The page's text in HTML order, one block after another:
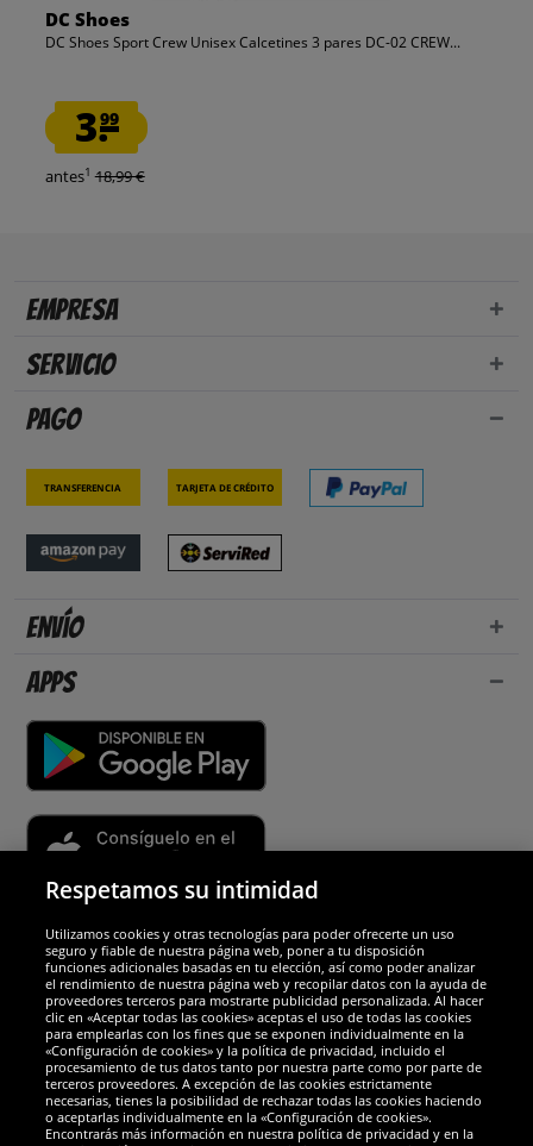
DC Shoes
DC Shoes Sport Crew Unisex Calcetines 3 pares DC-02 CREW...
3.99
antes1 18,99 €
Empresa
Servicio
Pago
Transferencia Tarjeta de crédito
Envío
Apps
Socios y seguridad
Galardones
Respetamos su intimidad
Utilizamos cookies y otras tecnologías para poder ofrecerte un uso
seguro y fiable de nuestra página web, poner a tu disposición
funciones adicionales basadas en tu elección, así como poder analizar
el rendimiento de nuestra página web y recopilar datos con la ayuda de
proveedores terceros para mostrarte publicidad personalizada. Al hacer
clic en «Aceptar todas las cookies» aceptas el uso de todas las cookies
para emplearlas con los fines que se exponen individualmente en la
«Configuración de cookies» y la política de privacidad, incluido el
procesamiento de tus datos tanto por nuestra parte como por parte de
terceros proveedores. A excepción de las cookies estrictamente
necesarias, tienes la posibilidad de rechazar todas las cookies haciendo
o aceptarlas individualmente en la «Configuración de cookies».
Encontrarás más información en nuestra política de privacidad y en la